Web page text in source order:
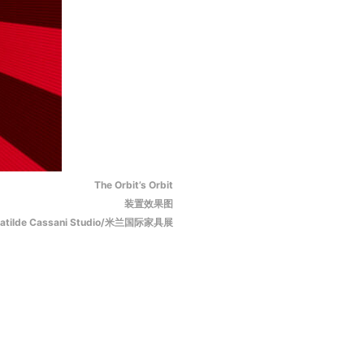
The Orbit’s Orbit
装置效果图
Cassani Studio/米兰国际家具展